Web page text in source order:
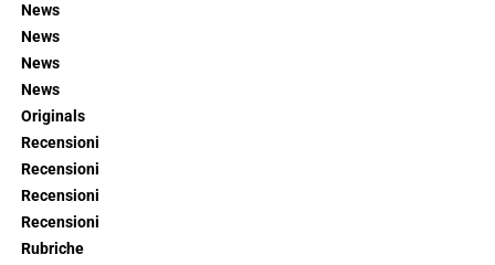
News
News
News
News
Originals
Recensioni
Recensioni
Recensioni
Recensioni
Rubriche